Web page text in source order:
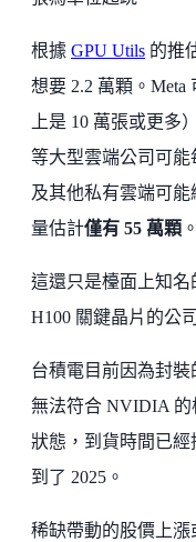
根據 GPU Utils 的推
想要 2.2 萬顆。
上是 10 萬張或更多
等大型雲端公司可能
及其他私有雲端可
量估計僅有 55 萬顆 。
這還只是檯面上知
H100 關鍵晶片的公
台積電目前因為封
無法符合 NVIDIA 的
狀態，到貨時間已經
到了 2025。
稀缺帶動的股價上